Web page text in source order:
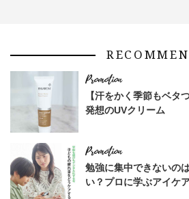
【汗をかく季節もベタ
発想のUVクリーム
勉強に集中できないの
い？プロに学ぶアイケ